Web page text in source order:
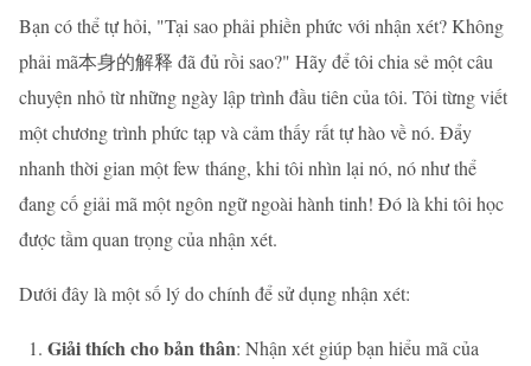
Bạn có thể tự hỏi, "Tại sao phải phiền phức với nhận xét? Không
phải mã本身的解释 đã đủ rồi sao?" Hãy để tôi chia sẻ một câu
chuyện nhỏ từ những ngày lập trình đầu tiên của tôi. Tôi từng viết
một chương trình phức tạp và cảm thấy rất tự hào về nó. Đẩy
nhanh thời gian một few tháng, khi tôi nhìn lại nó, nó như thể
đang cố giải mã một ngôn ngữ ngoài hành tinh! Đó là khi tôi học
được tầm quan trọng của nhận xét.
Dưới đây là một số lý do chính để sử dụng nhận xét:
Giải thích cho bản thân: Nhận xét giúp bạn hiểu mã của